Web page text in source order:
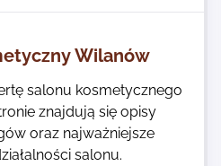
Wilanów
salonu kosmetycznego
znajdują się opisy
oraz najważniejsze
salonu.